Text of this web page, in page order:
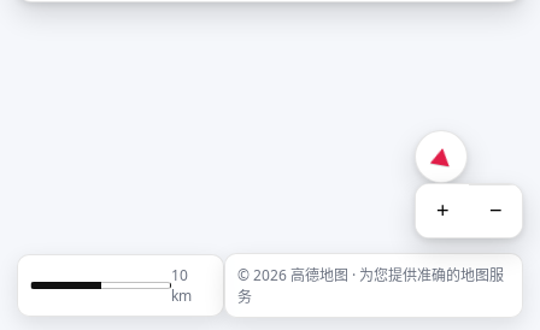
+ −
10
km
© 2026 高德地图 · 为您提供准确的地图服
务